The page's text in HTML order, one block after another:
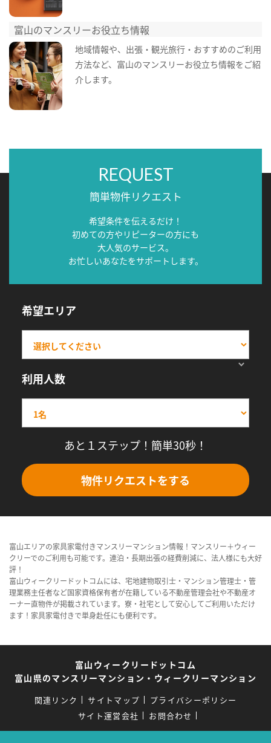
富山のマンスリーお役立ち情報
地域情報や、出張・観光旅行・おすすめのご利用
方法など、富山のマンスリーお役立ち情報をご紹
介します。
REQUEST
簡単物件リクエスト
希望条件を伝えるだけ！
初めての方やリピーターの方にも
大人気のサービス。
お忙しいあなたをサポートします。
希望エリア
利用人数
あと１ステップ！簡単30秒！
物件リクエストをする
富山エリアの家具家電付きマンスリーマンション情報！マンスリー＋ウィー
クリーでのご利用も可能です。連泊・長期出張の経費削減に、法人様にも大好
評！
富山ウィークリードットコムには、宅地建物取引士・マンション管理士・管
理業務主任者など国家資格保有者が在籍している不動産管理会社や不動産オ
ーナー直物件が掲載されています。寮・社宅として安心してご利用いただけ
ます！家具家電付きで単身赴任にも便利です。
富山ウィークリードットコム
富山県のマンスリーマンション・ウィークリーマンション
関連リンク サイトマップ
プライバシーポリシー
サイト運営会社
お問合わせ